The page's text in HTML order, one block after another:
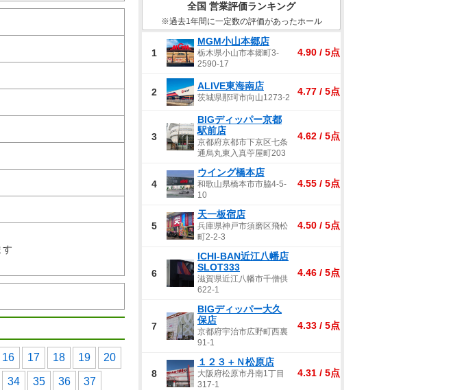
す
16 17 18 19 20
34 35 36 37
全国 営業評価ランキング
※過去1年間に一定数の評価があったホール
1
MGM小山本郷店
栃木県小山市本郷町3-
2590-17
4.90 / 5点
2
ALIVE東海南店
茨城県那珂市向山1273-2
4.77 / 5点
3
BIGディッパー京都
駅前店
京都府京都市下京区七条
通烏丸東入真苧屋町203
4.62 / 5点
4
ウイング橋本店
和歌山県橋本市市脇4-5-
10
4.55 / 5点
5
天一板宿店
兵庫県神戸市須磨区飛松
町2-2-3
4.50 / 5点
6
ICHI-BAN近江八幡店
SLOT333
滋賀県近江八幡市千僧供
622-1
4.46 / 5点
7
BIGディッパー大久
保店
京都府宇治市広野町西裏
91-1
4.33 / 5点
8
１２３＋Ｎ松原店
大阪府松原市丹南1丁目
317-1
4.31 / 5点